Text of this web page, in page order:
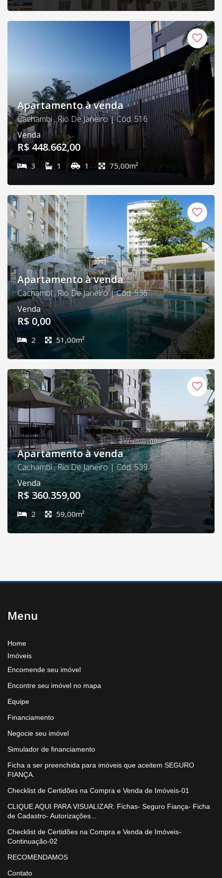
Apartamento à venda
Cachambi , Rio De Janeiro | Cód. 516
Venda
R$ 448.662,00
3 1 1 75,00m²
Apartamento à venda
Cachambi , Rio De Janeiro | Cód. 536
Venda
R$ 0,00
2 51,00m²
Apartamento à venda
Cachambi , Rio De Janeiro | Cód. 539
Venda
R$ 360.359,00
2 59,00m²
Menu
Home
Imóveis
Encomende seu imóvel
Encontre seu imóvel no mapa
Equipe
Financiamento
Negocie seu imóvel
Simulador de financiamento
Ficha a ser preenchida para imóveis que aceitem SEGURO
FIANÇA.
Checklist de Certidões na Compra e Venda de Imóveis-01
CLIQUE AQUI PARA VISUALIZAR: Fichas- Seguro Fiança- Ficha
de Cadastro- Autorizações...
Checklist de Certidões na Compra e Venda de Imóveis-
Continuação-02
RECOMENDAMOS
Contato